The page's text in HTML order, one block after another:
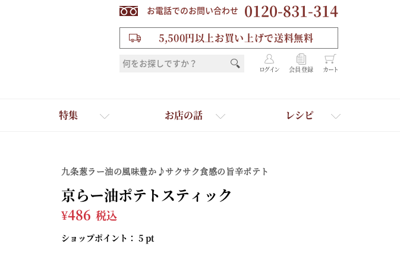
お電話でのお問い合わせ 0120-831-314
5,500円以上お買い上げで送料無料
ログイン 会員登録 カート
特集 お店の話 レシピ
九条葱ラー油の風味豊か♪サクサク食感の旨辛ポテト
京らー油ポテトスティック
¥486 税込
ショップポイント： 5 pt